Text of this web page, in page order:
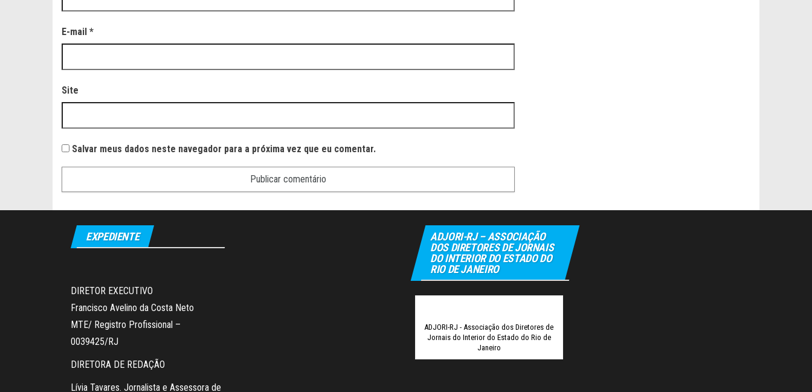
E-mail *
Site
Salvar meus dados neste navegador para a próxima vez que eu comentar.
EXPEDIENTE
DIRETOR EXECUTIVO
Francisco Avelino da Costa Neto
MTE/ Registro Profissional –
0039425/RJ
DIRETORA DE REDAÇÃO
Lívia Tavares. Jornalista e Assessora de
ADJORI-RJ – ASSOCIAÇÃO
DOS DIRETORES DE JORNAIS
DO INTERIOR DO ESTADO DO
RIO DE JANEIRO
ADJORI-RJ - Associação dos Diretores de
Jornais do Interior do Estado do Rio de
Janeiro